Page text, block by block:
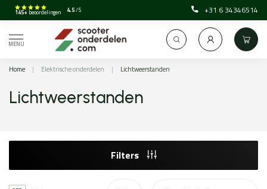
145+ beoordelingen 4.5/5 +31 6 34346514
MENU
Home | Elektrische onderdelen | Lichtweerstanden
Lichtweerstanden
Filters